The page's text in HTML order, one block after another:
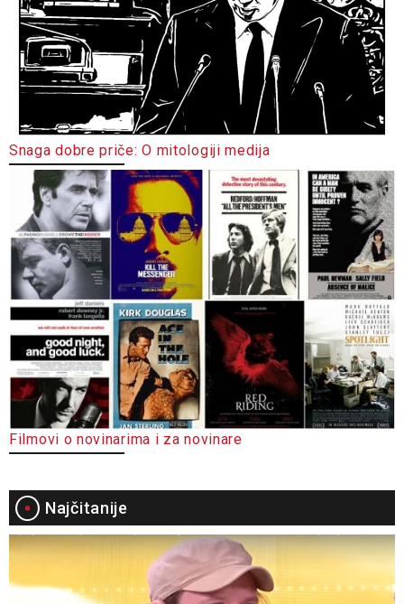
Snaga dobre priče: O mitologiji medija
Filmovi o novinarima i za novinare
Najčitanije